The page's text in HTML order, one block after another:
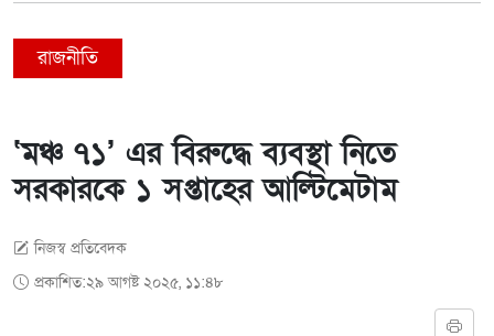
রাজনীতি
‘মঞ্চ ৭১’ এর বিরুদ্ধে ব্যবস্থা নিতে
সরকারকে ১ সপ্তাহের আল্টিমেটাম
নিজস্ব প্রতিবেদক
প্রকাশিত:২৯ আগষ্ট ২০২৫, ১১:৪৮